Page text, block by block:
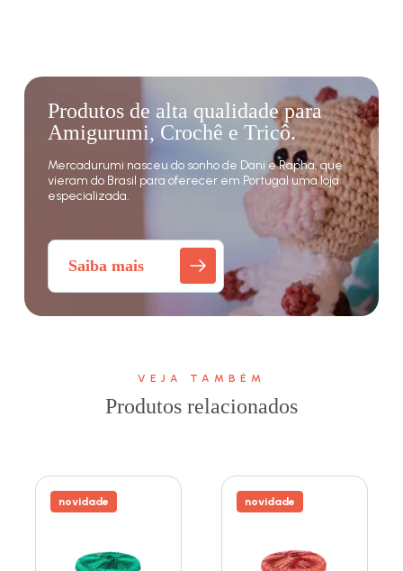
Produtos de alta qualidade para
Amigurumi, Crochê e Tricô.
Mercadurumi nasceu do sonho de Dani e Rapha, que
vieram do Brasil para oferecer em Portugal uma loja
especializada.
Saiba mais
VEJA TAMBÉM
Produtos relacionados
novidade novidade